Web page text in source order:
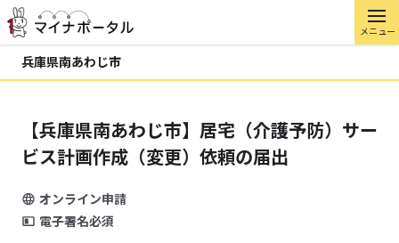
メニュー
兵庫県南あわじ市
【兵庫県南あわじ市】居宅（介護予防）サー
ビス計画作成（変更）依頼の届出
オンライン申請
電子署名必須